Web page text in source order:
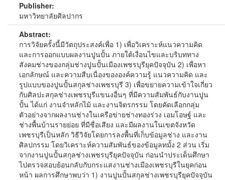
Publisher:
มหาวิทยาลัยศิลปากร
Abstract:
การวิจัยครั้งนี้มีวัตถุประสงค์เพื่อ 1) เพื่อวิเคราะห์แนวความคิด
และการออกแบบผลงานปูนปั้น ภายใต้เงื่อนไขและบริบททาง
สังคมช่างของกลุ่มช่างปูนปั้นเมืองเพชรบุรียุคปัจจุบัน 2) เพื่อหา
เอกลักษณ์ และความสืบเนื่องขององค์ความรู้ แนวความคิด และ
รูปแบบของปูนปั้นสกุลช่างเพชรบุรี 3) เพื่อขยายความเข้าใจเกี่ยว
กับศิลปะสกุลช่างเพชรบุรีแขนงอื่นๆ ที่มีความสัมพันธ์กับงานปูน
ปั้น ได้แก่ งานจำหลักไม้ และงานจิตรกรรม โดยคัดเลือกกลุ่ม
ตัวอย่างจากผลงานช่างในเครือข่ายช่างทองร่วง เอมโอษฐ์ และ
ช่างพื้นบ้านรายย่อย ที่มีชื่อเสียง และมีผลงานในเขตจังหวัด
เพชรบุรีเป็นหลัก วิธีวิจัยโดยการลงพื้นที่เก็บข้อมูลช่าง และงาน
ศิลปกรรม โดยวิเคราะห์ความสัมพันธ์ของข้อมูลทมั้ง 2 ส่วน เริ่ม
จากงานปูนปั้นสกุลช่างเพชรบุรียุคปัจจุบัน ก่อนนำประเด็นศึกษา
ไปตรวจสอบย้อนกลับกับกระแสงานช่างเมืองเพชรบุรีในยุคก่อน
หน้า ผลการศึกษาพบว่า 1) งานปูนปั้นสกุลช่างเพชรบุรียุคปัจจุบัน